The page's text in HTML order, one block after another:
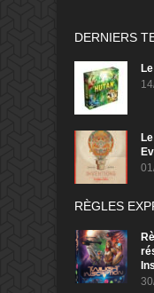
DERNIERS
RÈGLES